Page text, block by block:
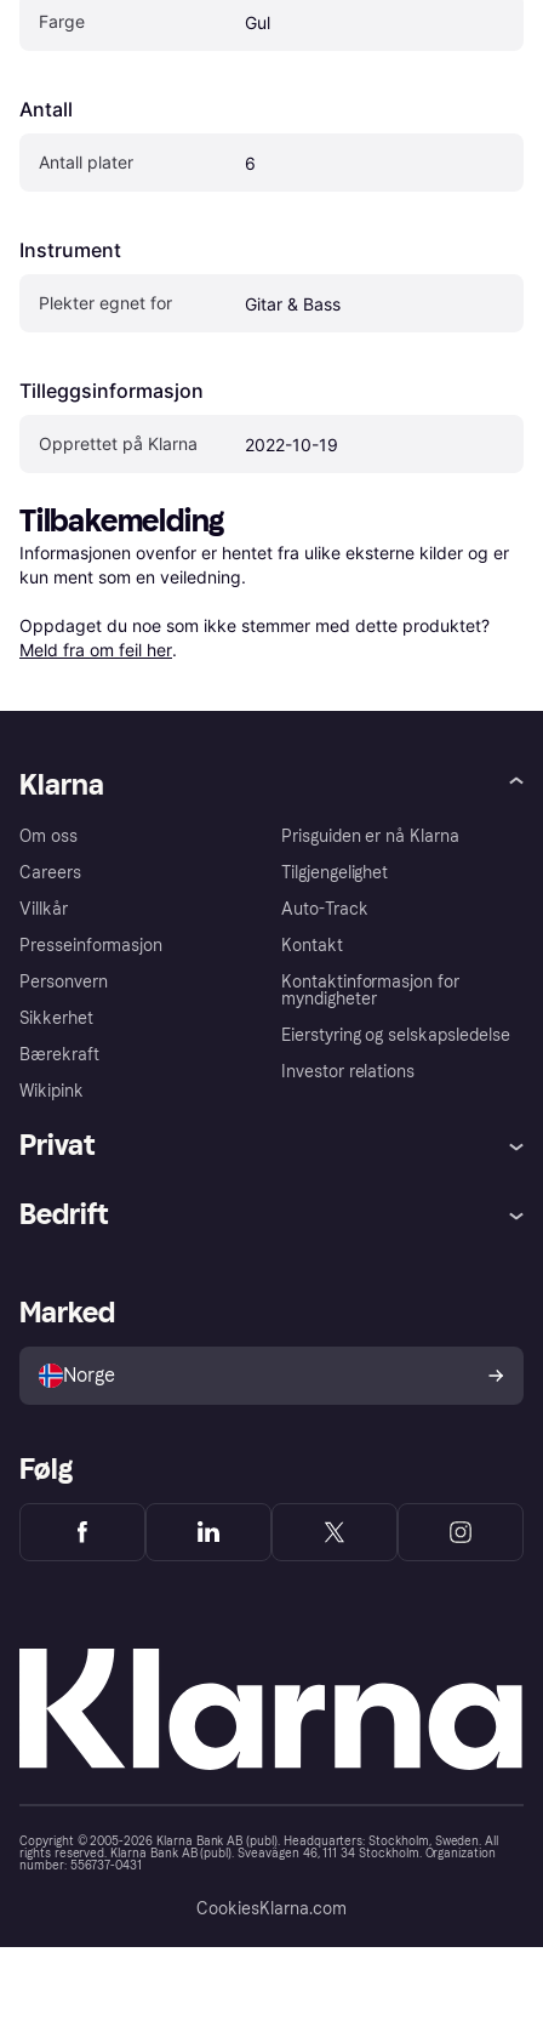
Farge Gul
Antall
Antall plater 6
Instrument
Plekter egnet for Gitar & Bass
Tilleggsinformasjon
Opprettet på Klarna 2022-10-19
Tilbakemelding
Informasjonen ovenfor er hentet fra ulike eksterne kilder og er
kun ment som en veiledning.
Oppdaget du noe som ikke stemmer med dette produktet?
Meld fra om feil her.
Klarna
Om oss
Careers
Villkår
Presseinformasjon
Personvern
Sikkerhet
Bærekraft
Wikipink
Prisguiden er nå Klarna
Tilgjengelighet
Auto-Track
Kontakt
Kontaktinformasjon for
myndigheter
Eierstyring og selskapsledelse
Investor relations
Privat
Utforsk butikker
Bedrift
Merchant portal
Marked
Norge
Følg
Copyright © 2005-2026 Klarna Bank AB (publ). Headquarters: Stockholm, Sweden. All
rights reserved. Klarna Bank AB (publ). Sveavägen 46, 111 34 Stockholm. Organization
number: 556737-0431
CookiesKlarna.com